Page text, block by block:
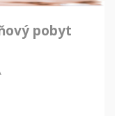
pobyt